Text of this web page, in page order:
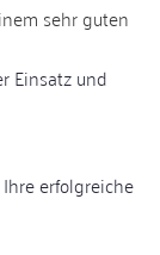
sehr guten
Einsatz und
erfolgreiche